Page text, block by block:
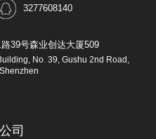
3277608140
39号森业创达大厦509
No. 39, Gushu 2nd Road,
司